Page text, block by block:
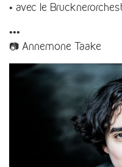
• avec le
•••
📷 Annemone Taake